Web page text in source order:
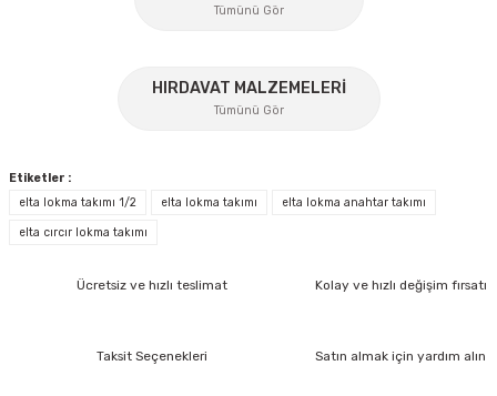
Bu ürüne benzer farklı alternatifler olmalı.
İzeltaş Lokmalı Allen Uç ve Star Torx Uç Takımı 17 Parça
Ücretsiz Nakliye
Bosch Ölçme
Tümünü Gör
HIRDAVAT MALZEMELERİ
Tümünü Gör
Etiketler :
elta lokma takımı 1/2
elta lokma takımı elta lokma anahtar takımı
elta cırcır lokma takımı
Ücretsiz ve hızlı teslimat Kolay ve hızlı değişim fırsatı
Taksit Seçenekleri Satın almak için yardım alın